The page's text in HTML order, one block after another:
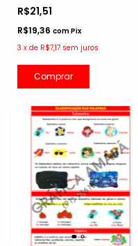
R$21,51
R$19,36 comPix
3 x de R$7,17 sem juros
Comprar